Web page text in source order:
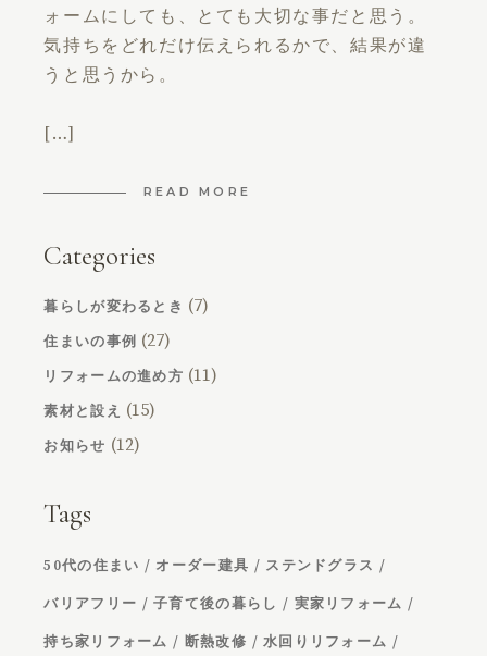
ォームにしても、とても大切な事だと思う。
気持ちをどれだけ伝えられるかで、結果が違
うと思うから。
[…]
READ MORE
Categories
暮らしが変わるとき (7)
住まいの事例 (27)
リフォームの進め方 (11)
素材と設え (15)
お知らせ (12)
Tags
50代の住まい オーダー建具 ステンドグラス
バリアフリー 子育て後の暮らし 実家リフォーム
持ち家リフォーム 断熱改修 水回りリフォーム